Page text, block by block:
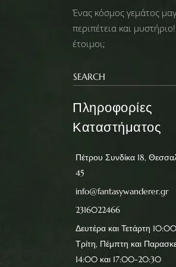
Ένας κόσμος γεμάτος
περιπέτεια και
έτοιμοι;
Πληροφορίες
Καταστήματος
Πέτρου Συνδίκα 18,
45
info@fantasywanderer.gr
2316022466
Δευτέρα και Τετάρτη
Τρίτη, Πέμπτη και
14:00 και 17:00-20:30